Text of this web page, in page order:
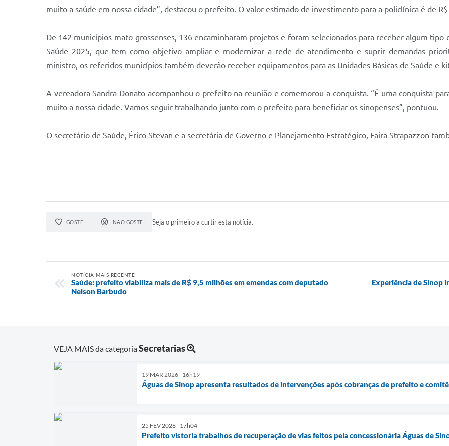
muito a saúde em nossa cidade”, destacou o prefeito. O valor estimado de investimento para a policlínica é de R$
De 142 municípios mato-grossenses, 136 encaminharam projetos e foram selecionados para receber algum tipo
Saúde 2025, que tem como objetivo ampliar e modernizar a rede de atendimento e suprir demandas
ministro, os referidos municípios também deverão receber equipamentos para as Unidades Básicas de Saúde e
A vereadora Sandra Donato acompanhou o prefeito na reunião e comemorou a conquista. “É uma conquista
muito a nossa cidade. Vamos seguir trabalhando junto com o prefeito para beneficiar os sinopenses”, pontuou.
O secretário de Saúde, Érico Stevan e a secretária de Governo e Planejamento Estratégico, Faira Strapazzon
GOSTEI NÃO GOSTEI Seja o primeiro a curtir esta notícia.
NOTÍCIA MAIS RECENTE
Saúde: prefeito viabiliza mais de R$ 9,5 milhões em emendas com deputado
Nelson Barbudo
Experiência de Sinop
VEJA MAIS da categoriaSecretarias
19 MAR 2026 - 16h19
Águas de Sinop apresenta resultados de intervenções após cobranças de prefeito e comitê
25 FEV 2026 - 17h04
Prefeito vistoria trabalhos de recuperação de vias feitos pela concessionária Águas de